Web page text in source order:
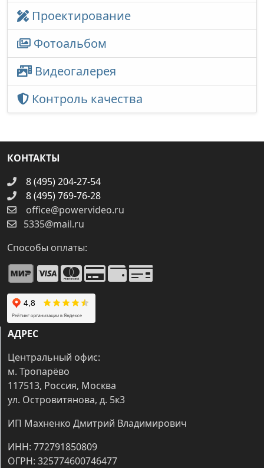
Проектирование
Фотоальбом
Видеогалерея
Контроль качества
КОНТАКТЫ
8 (495) 204-27-54
8 (495) 769-76-28
office@powervideo.ru
5335@mail.ru
Способы оплаты:
АДРЕС
Центральный офис:
м. Тропарёво
117513, Россия, Москва
ул. Островитянова, д. 5к3
ИП Махненко Дмитрий Владимирович
ИНН: 772791850809
ОГРН: 325774600746477